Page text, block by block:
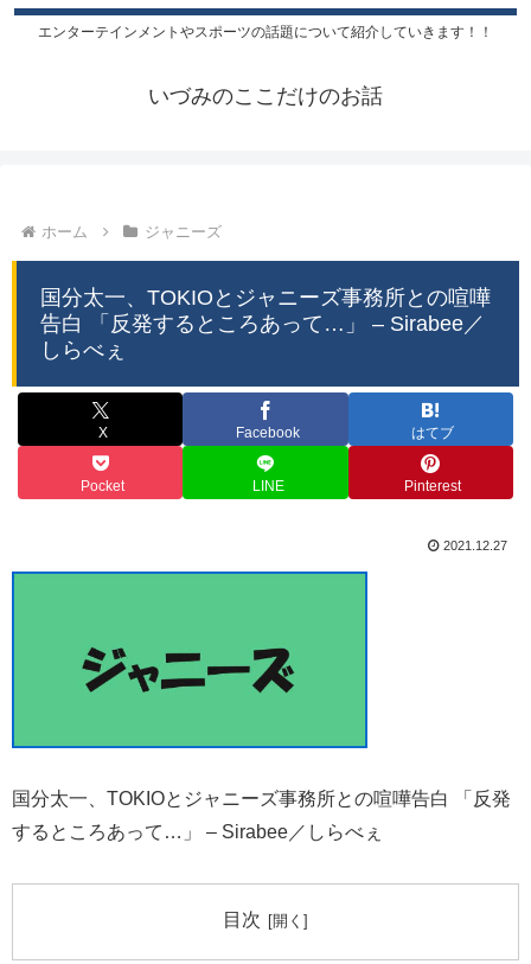
エンターテインメントやスポーツの話題について紹介していきます！！
いづみのここだけのお話
ホーム ジャニーズ
国分太一、TOKIOとジャニーズ事務所との喧嘩
告白 「反発するところあって…」 – Sirabee／
しらべぇ
X Facebook はてブ
Pocket LINE Pinterest
2021.12.27
国分太一、TOKIOとジャニーズ事務所との喧嘩告白 「反発
するところあって…」 – Sirabee／しらべぇ
目次